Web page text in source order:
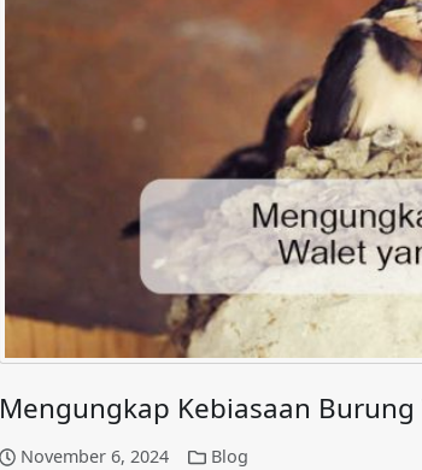
Mengungkap Kebiasaan
November 6, 2024 Blog